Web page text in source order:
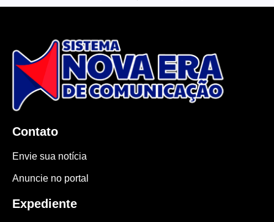
Contato
Envie sua notícia
Anuncie no portal
Expediente